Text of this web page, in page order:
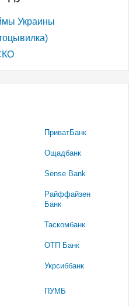
Украины
ПриватБанк
Ощадбанк
Sense Bank
Райффайзен
Банк
Таскомбанк
ОТП Банк
Укрсиббанк
ПУМБ